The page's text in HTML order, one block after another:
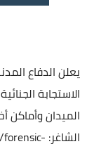
يعلن الدفاع
الاستجابة
الميدان وأماكن
الشاغر: